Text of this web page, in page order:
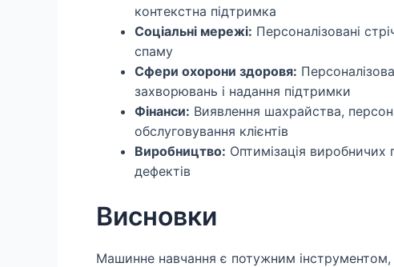
контекстна підтримка
Соціальні мережі: Персоналізовані
спаму
Сфери охорони здоровя:
захворювань і надання підтримки
Фінанси: Виявлення шахрайства,
обслуговування клієнтів
Виробництво: Оптимізація виробничих
дефектів
Висновки
Машинне навчання є потужним